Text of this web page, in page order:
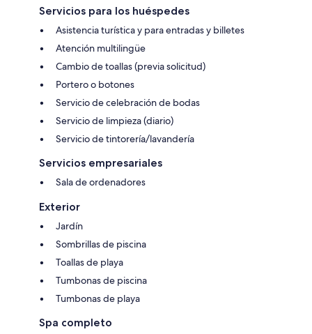
Servicios para los huéspedes
Asistencia turística y para entradas y billetes
Atención multilingüe
Cambio de toallas (previa solicitud)
Portero o botones
Servicio de celebración de bodas
Servicio de limpieza (diario)
Servicio de tintorería/lavandería
Servicios empresariales
Sala de ordenadores
Exterior
Jardín
Sombrillas de piscina
Toallas de playa
Tumbonas de piscina
Tumbonas de playa
Spa completo